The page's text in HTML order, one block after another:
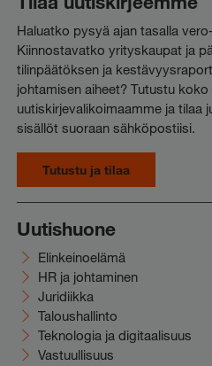
Haluatko pysyä ajan tasalla
Kiinnostavatko yrityskaupat ja
tilinpäätöksen ja
johtamisen aiheet? Tutustu koko
uutiskirjevalikoimaamme ja tilaa
sisällöt suoraan sähköpostiisi.
Tutustu ja tilaa
Uutishuone
Elinkeinoelämä
HR ja johtaminen
Juridiikka
Taloushallinto
Teknologia ja digitaalisuus
Vastuullisuus